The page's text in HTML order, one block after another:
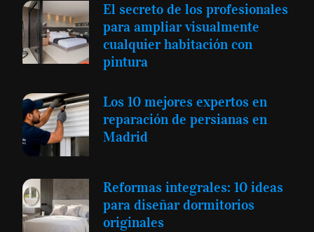
El secreto de los profesionales
para ampliar visualmente
cualquier habitación con
pintura
Los 10 mejores expertos en
reparación de persianas en
Madrid
Reformas integrales: 10 ideas
para diseñar dormitorios
originales